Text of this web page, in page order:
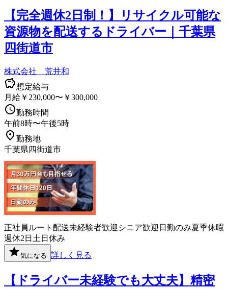
【完全週休2日制！】リサイクル可能な
資源物を配送するドライバー｜千葉県
四街道市
株式会社 荒井和
想定給与
月給￥230,000〜￥300,000
勤務時間
午前8時〜午後5時
勤務地
千葉県四街道市
正社員 ルート配送未経験者歓迎 シニア歓迎 日勤のみ夏季休暇
週休2日 土日休み
気になる 詳しく見る
【ドライバー未経験でも大丈夫】精密